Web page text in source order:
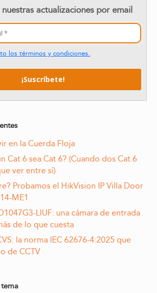
actualizaciones por email
los términos y condiciones.
en la Cuerda Floja
Cat 6 sea Cat 6? (Cuando dos Cat 6
ver entre sí)
Probamos el HikVision IP Villa Door
ME1
LIUF: una cámara de entrada
de lo que cuesta
la norma IEC 62676-4:2025 que
de CCTV